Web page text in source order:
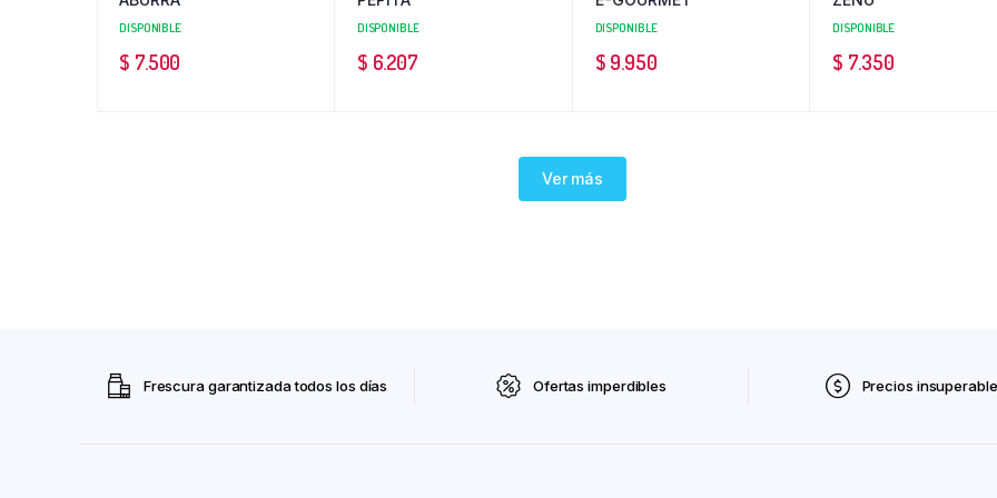
DISPONIBLE
$ 7.500
DISPONIBLE
$ 6.207
DISPONIBLE
$ 9.950
DISPONIBLE
$ 7.350
Ver más
Frescura garantizada todos los días Ofertas imperdibles Precios